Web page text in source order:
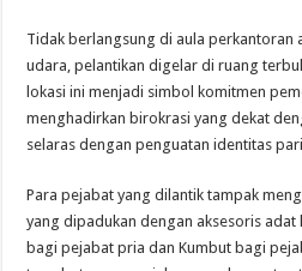
Tidak berlangsung di aula perkantoran
udara, pelantikan digelar di ruang
lokasi ini menjadi simbol komitmen
menghadirkan birokrasi yang dekat
selaras dengan penguatan identitas
Para pejabat yang dilantik tampak
yang dipadukan dengan aksesoris adat
bagi pejabat pria dan Kumbut bagi